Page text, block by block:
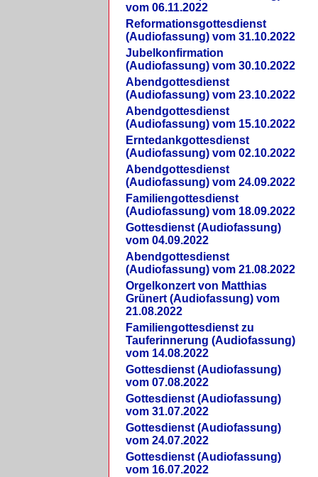
vom 06.11.2022
Reformationsgottesdienst
(Audiofassung) vom 31.10.2022
Jubelkonfirmation
(Audiofassung) vom 30.10.2022
Abendgottesdienst
(Audiofassung) vom 23.10.2022
Abendgottesdienst
(Audiofassung) vom 15.10.2022
Erntedankgottesdienst
(Audiofassung) vom 02.10.2022
Abendgottesdienst
(Audiofassung) vom 24.09.2022
Familiengottesdienst
(Audiofassung) vom 18.09.2022
Gottesdienst (Audiofassung)
vom 04.09.2022
Abendgottesdienst
(Audiofassung) vom 21.08.2022
Orgelkonzert von Matthias
Grünert (Audiofassung) vom
21.08.2022
Familiengottesdienst zu
Tauferinnerung (Audiofassung)
vom 14.08.2022
Gottesdienst (Audiofassung)
vom 07.08.2022
Gottesdienst (Audiofassung)
vom 31.07.2022
Gottesdienst (Audiofassung)
vom 24.07.2022
Gottesdienst (Audiofassung)
vom 16.07.2022